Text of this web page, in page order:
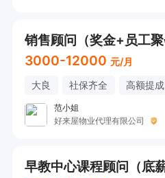
3000-12000 元/月
大良 社保齐全 高额提成
范小姐
好来屋物业代理有限公司